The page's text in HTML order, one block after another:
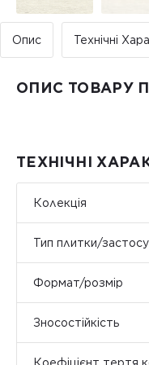
Опис Технічні
ОПИС ТОВАРУ
ТЕХНІЧНІ
Колекція
Тип плитки/
Формат/розмір
Зносостійкість